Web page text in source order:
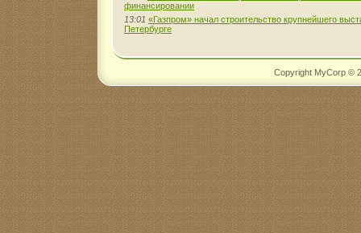
финансировании
13:01 «Газпром» начал строительство крупнейшего
Петербурге
Copyright MyCorp ©